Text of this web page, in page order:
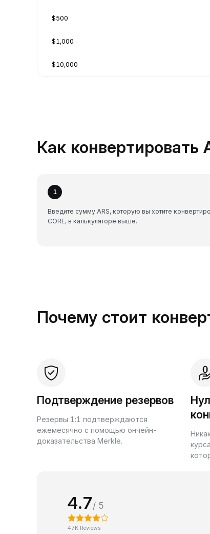
$500
$1,000
$10,000
Как конвертировать
1
Введите сумму ARS, которую вы хотите
CORE, в калькуляторе выше.
Почему стоит
Подтверждение резервов
Резервы 1:1 подтверждаются
ежемесячно с помощью ончейн-
доказательства Merkle.
4.7/ 5
47K Reviews